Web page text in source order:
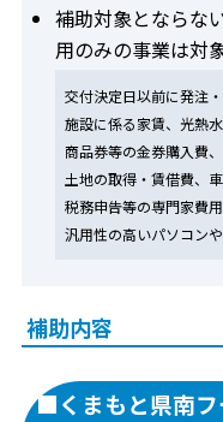
補助対象とならな
用のみの事業は対象
交付決定日以前に発注
施設に係る家賃、光熱
商品券等の金券購入費
土地の取得・賃借費、
税務申告等の専門家費
汎用性の高いパソコン
補助内容
■くまもと県南フ